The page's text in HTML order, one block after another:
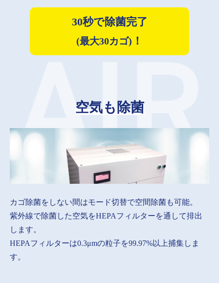
30秒で除菌完了
(最大30カゴ) ！
空気も除菌
カゴ除菌をしない間はモード切替で空間除菌も可能。
紫外線で除菌した空気をHEPAフィルターを通して排出
します。
HEPAフィルターは0.3μmの粒子を99.97%以上捕集しま
す。